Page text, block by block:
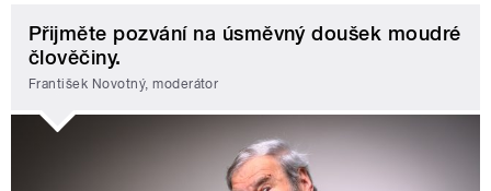
Přijměte pozvání na úsměvný doušek moudré
člověčiny.
František Novotný, moderátor